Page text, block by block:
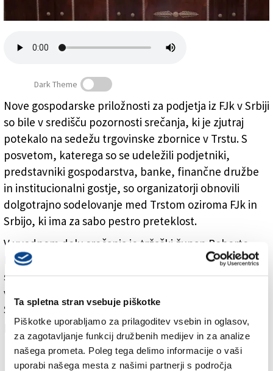
Ta spletna stran vsebuje piškotke
Piškotke uporabljamo za prilagoditev vsebin in oglasov,
za zagotavljanje funkcij družbenih medijev in za analize
našega prometa. Poleg tega delimo informacije o vaši
uporabi našega mesta z našimi partnerji s področja
Gospodarske priložnosti v Srbiji
Dark Theme
Nove gospodarske priložnosti za podjetja iz FJk v Srbiji
so bile v središču pozornosti srečanja, ki je zjutraj
potekalo na sedežu trgovinske zbornice v Trstu. S
posvetom, katerega so se udeležili podjetniki,
predstavniki gospodarstva, banke, finančne družbe
in institucionalni gostje, so organizatorji obnovili
dolgotrajno sodelovanje med Trstom oziroma FJk in
Srbijo, ki ima za sabo pestro preteklost.
V uvodnem delu srečanja je tržaški župan Roberto
Dipiazza izpostavil »odlične odnose« z mestno srbsko
skupnostjo in čedalje večje zanimanje mednarodnih
vlagateljev za Trst. Z vstopom Hrvaške v območje
Schengena in Beograda v Eu, se bo po njegovem
povečala gospodarska rast na celotnem območju.
Več v jutrišnji (četrtkovi) tiskani izdaji.